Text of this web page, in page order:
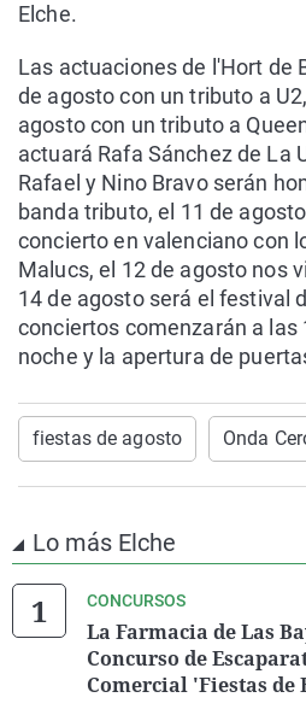
Elche.
Las actuaciones de l'Hort de
de agosto con un tributo a
agosto con un tributo a
actuará Rafa Sánchez de La
Rafael y Nino Bravo serán
banda tributo, el 11 de
concierto en valenciano con
Malucs, el 12 de agosto nos
14 de agosto será el festival
conciertos comenzarán a las
noche y la apertura de
fiestas de agosto Onda
Lo más Elche
CONCURSOS
La Farmacia de Las
Concurso de
Comercial 'Fiestas de